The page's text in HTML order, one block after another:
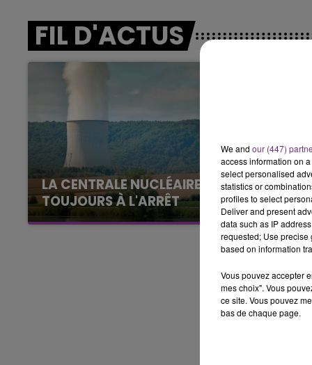
7h00 - 11h00
FIL D'ACTUS
LA CENTRALE NUCLÉAIRE DE CHOOZ
TOUJOURS À L'ARRÊT
Cela fait déjà une semaine que la centrale
nucléaire ardennaise est à l'arrêt. Une situation
justifiée par la sécheresse intense qui est
We and our (447)
access information on
select personalised
statistics or
profiles to select
Deliver and present
data such as IP
requested; Use precise
based on information
Vous pouvez accepter
mes choix". Vous
ce site. Vous pouvez
bas de chaque page.